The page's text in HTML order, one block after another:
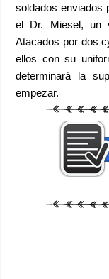
soldados enviados
el Dr. Miesel, un
Atacados por dos
ellos con su
determinará la
empezar.